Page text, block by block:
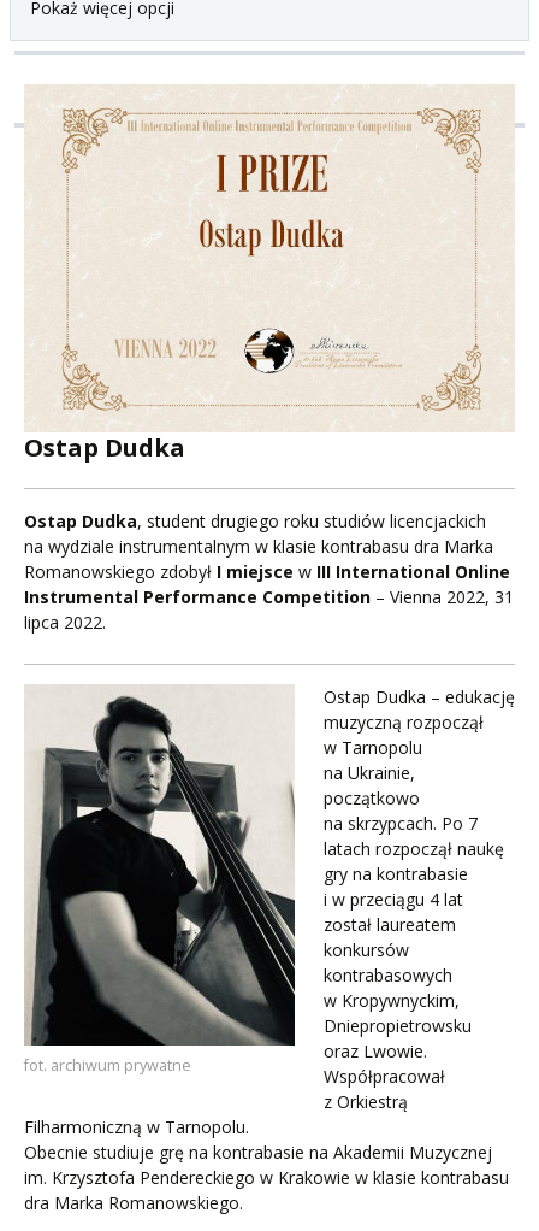
Pokaż więcej opcji
Ostap Dudka
Ostap Dudka, student drugiego roku studiów licencjackich
na wydziale instrumentalnym w klasie kontrabasu dra Marka
Romanowskiego zdobył I miejsce w III International Online
Instrumental Performance Competition – Vienna 2022, 31
lipca 2022.
fot. archiwum prywatne
Ostap Dudka – edukację
muzyczną rozpoczął
w Tarnopolu
na Ukrainie,
początkowo
na skrzypcach. Po 7
latach rozpoczął naukę
gry na kontrabasie
i w przeciągu 4 lat
został laureatem
konkursów
kontrabasowych
w Kropywnyckim,
Dniepropietrowsku
oraz Lwowie.
Współpracował
z Orkiestrą
Filharmoniczną w Tarnopolu.
Obecnie studiuje grę na kontrabasie na Akademii Muzycznej
im. Krzysztofa Pendereckiego w Krakowie w klasie kontrabasu
dra Marka Romanowskiego.